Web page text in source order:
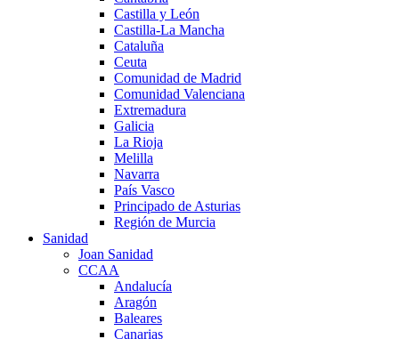
Castilla y León
Castilla-La Mancha
Cataluña
Ceuta
Comunidad de Madrid
Comunidad Valenciana
Extremadura
Galicia
La Rioja
Melilla
Navarra
País Vasco
Principado de Asturias
Región de Murcia
Sanidad
Joan Sanidad
CCAA
Andalucía
Aragón
Baleares
Canarias